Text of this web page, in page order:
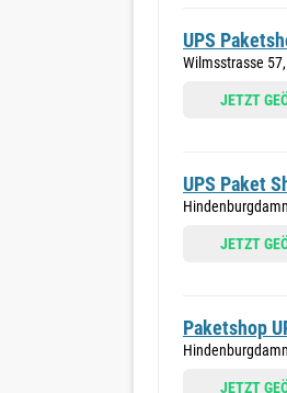
UPS
Wilmsstrasse
JETZT
UPS Paket
JETZT
Paketshop
JETZT